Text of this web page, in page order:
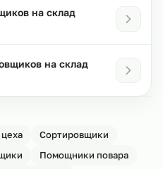
на склад
на склад
Сортировщики
Помощники повара